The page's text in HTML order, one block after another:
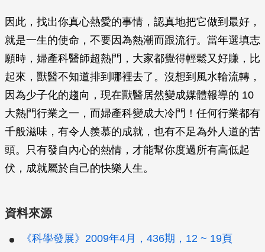
因此，找出你真心熱愛的事情，認真地把它做到最好，
就是一生的使命，不要因為熱潮而跟流行。當年選填志
願時，婦產科醫師超熱門，大家都覺得輕鬆又好賺，比
起來，獸醫不知道排到哪裡去了。沒想到風水輪流轉，
因為少子化的趨向，現在獸醫居然變成媒體報導的 10
大熱門行業之一，而婦產科變成大冷門！任何行業都有
千般滋味，有令人羨慕的成就，也有不足為外人道的苦
頭。只有發自內心的熱情，才能幫你度過所有高低起
伏，成就屬於自己的快樂人生。
資料來源
《科學發展》2009年4月，436期，12 ~ 19頁